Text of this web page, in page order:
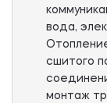
вода,
сшитого
монтаж